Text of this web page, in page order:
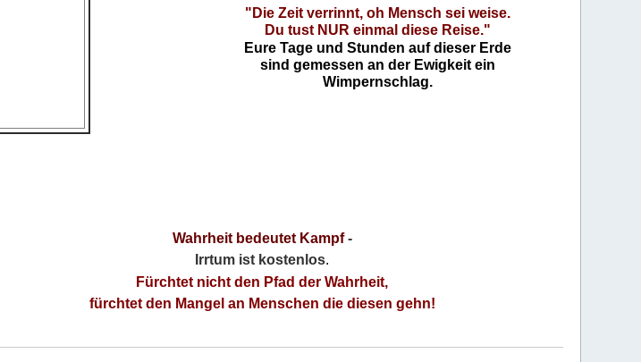
"Die Zeit verrinnt, oh Mensch sei weise.
Du tust NUR einmal diese Reise."
Eure Tage und Stunden auf dieser Erde
sind gemessen an der Ewigkeit ein
Wimpernschlag.
Wahrheit bedeutet Kampf-
Irrtum ist kostenlos.
Fürchtet nicht den Pfad der Wahrheit,
fürchtet den Mangel an Menschen die diesen gehn!